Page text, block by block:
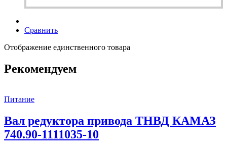
Сравнить
Отображение единственного товара
Рекомендуем
Питание
Вал редуктора привода ТНВД КАМАЗ
740.90-1111035-10